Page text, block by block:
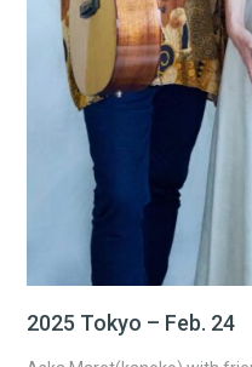
2025 Tokyo – Feb. 24